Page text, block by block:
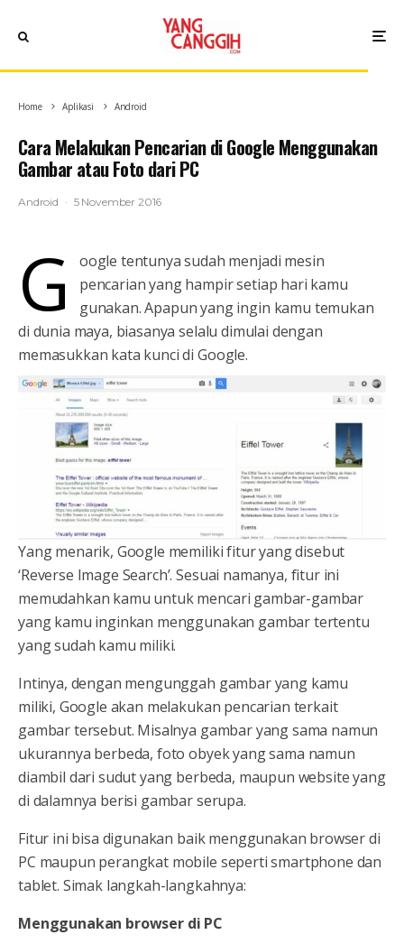
Home Aplikasi Android
Cara Melakukan Pencarian di Google Menggunakan
Gambar atau Foto dari PC
Android · 5 November 2016
G
oogle tentunya sudah menjadi mesin
pencarian yang hampir setiap hari kamu
gunakan. Apapun yang ingin kamu temukan
di dunia maya, biasanya selalu dimulai dengan
memasukkan kata kunci di Google.
Yang menarik, Google memiliki fitur yang disebut
‘Reverse Image Search’. Sesuai namanya, fitur ini
memudahkan kamu untuk mencari gambar-gambar
yang kamu inginkan menggunakan gambar tertentu
yang sudah kamu miliki.
Intinya, dengan mengunggah gambar yang kamu
miliki, Google akan melakukan pencarian terkait
gambar tersebut. Misalnya gambar yang sama namun
ukurannya berbeda, foto obyek yang sama namun
diambil dari sudut yang berbeda, maupun website yang
di dalamnya berisi gambar serupa.
Fitur ini bisa digunakan baik menggunakan browser di
PC maupun perangkat mobile seperti smartphone dan
tablet. Simak langkah-langkahnya:
Menggunakan browser di PC